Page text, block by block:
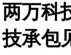
两万科
技承包